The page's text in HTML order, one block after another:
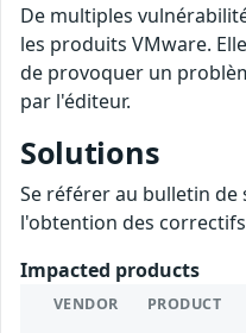
De multiples
les produits VMware.
de provoquer un
par l'éditeur.
Solutions
Se référer au bulletin
l'obtention des
Impacted products
VENDOR PRODUCT